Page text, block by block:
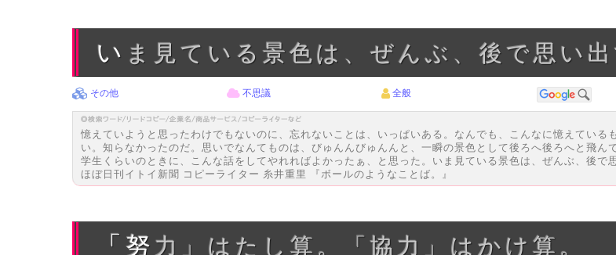
いま見ている景色は、ぜんぶ、後で思い
その他 不思議 全般
憶えていようと思ったわけでもないのに、忘れないことは、いっぱいある。なんでも、こんなに憶えてい
い。知らなかったのだ。思いでなんてものは、びゅんんびゅんんと、一瞬の景色として後ろへ後ろへと飛
学生くらいのときに、こんな話をしてやれればよかったぁ、と思った。いま見ている景色は、ぜんぶ、後で
ほぼ日刊イトイ新聞 コピーライター 糸井重里 『ボールのようなことば。』
「努力」はたし算。「協力」はかけ算。